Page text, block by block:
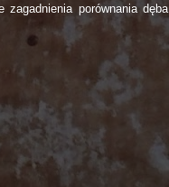
porównania dęba